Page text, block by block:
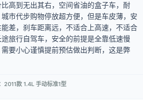
比高到无出其右，空间省油的盒子车，耐
城市代步购物停放超方便，但是车皮薄，安
能差，刹车距离远，不适合上高速，不适合
途旅行自驾车，安全的前提是全靠低速慢
需要小心谨慎提前预估做出判断，这是弊
2011款 1.4L 手动标准1型